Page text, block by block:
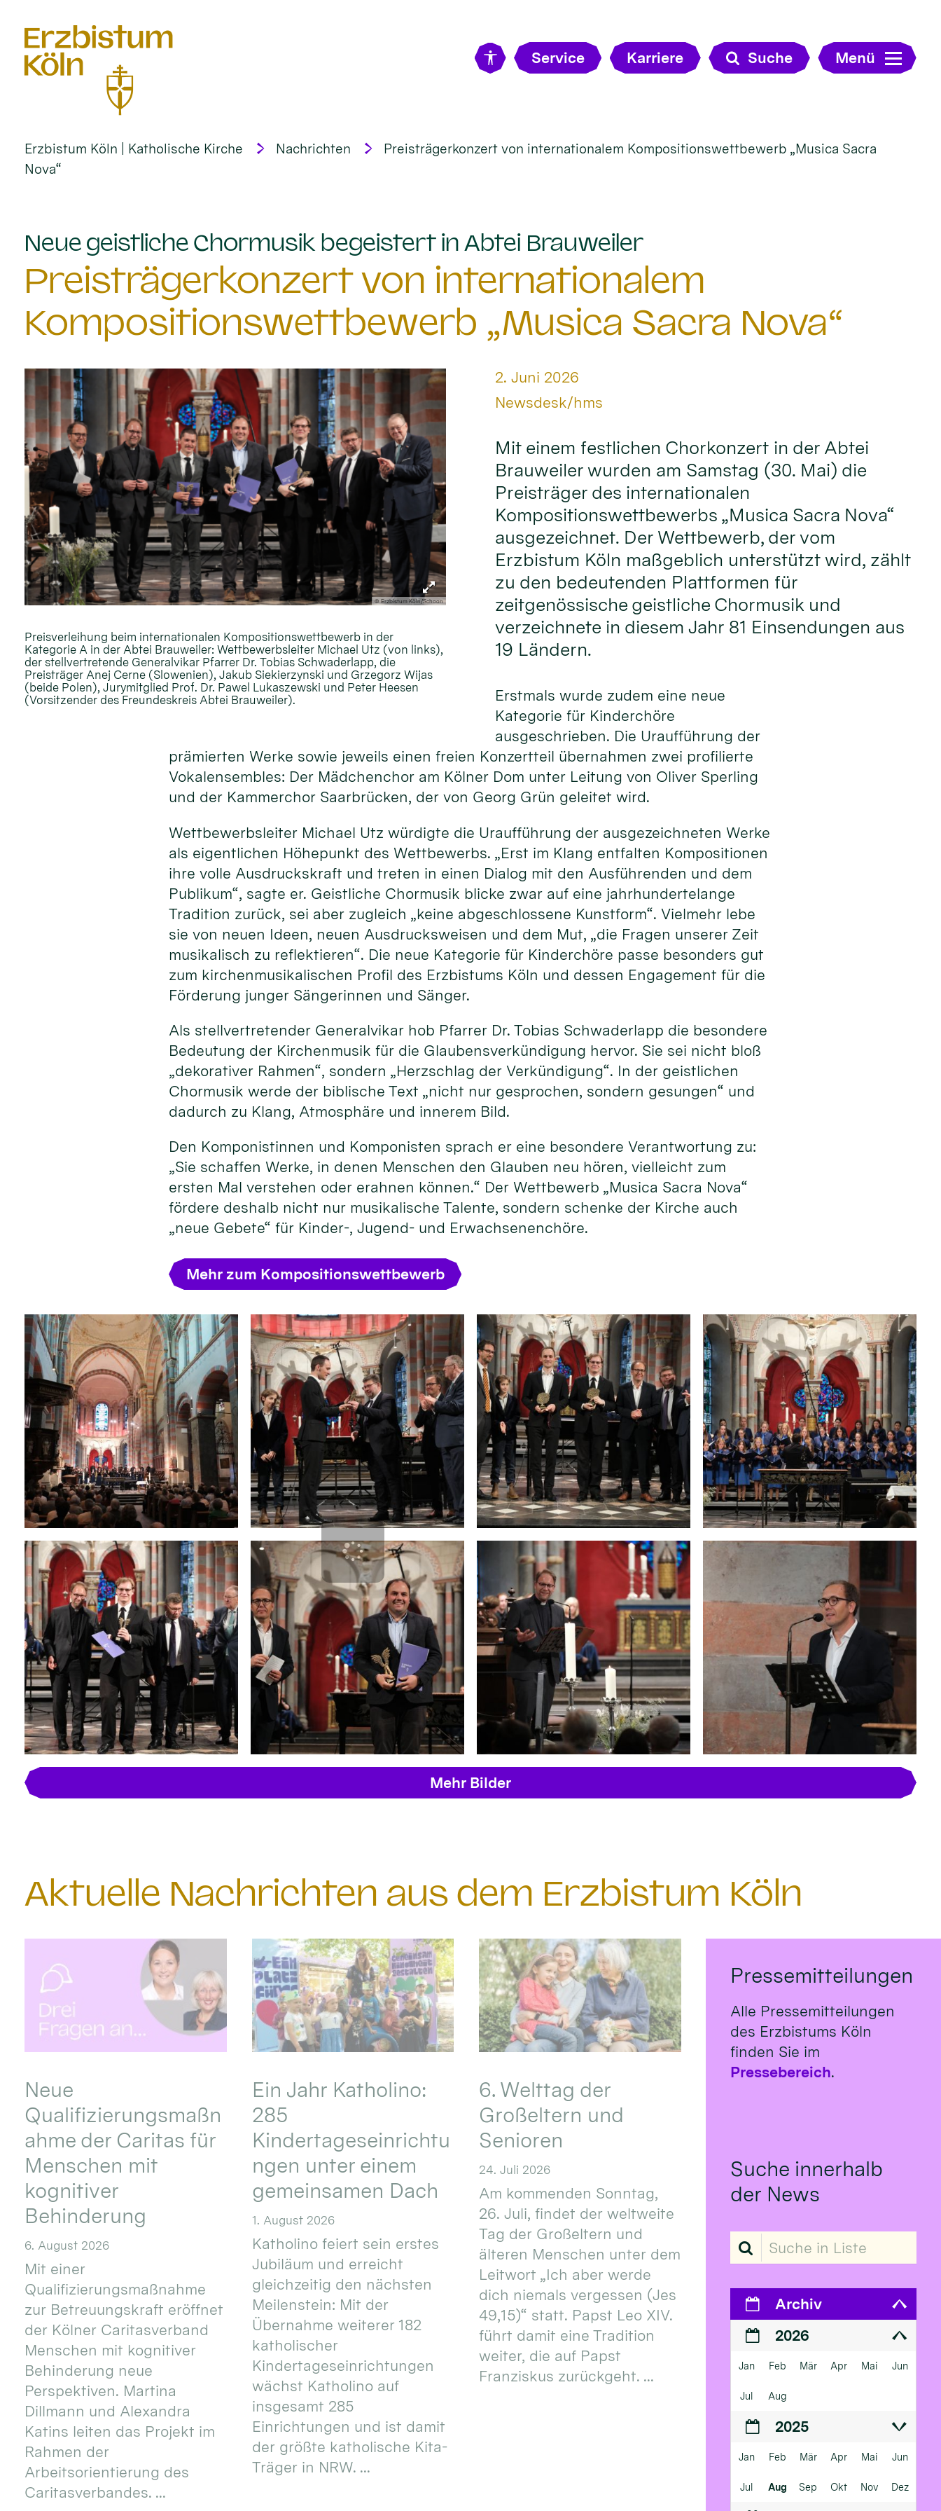
Service Karriere Suche Menü
Erzbistum Köln | Katholische Kirche Nachrichten
Preisträgerkonzert von internationalem Kompositionswettbewerb „Musica Sacra
Nova“
Neue geistliche Chormusik begeistert in Abtei Brauweiler:
Preisträgerkonzert von internationalem
Kompositionswettbewerb „Musica Sacra Nova“
© Erzbistum Köln/Schoon
Preisverleihung beim internationalen Kompositionswettbewerb in der
Kategorie A in der Abtei Brauweiler: Wettbewerbsleiter Michael Utz (von links),
der stellvertretende Generalvikar Pfarrer Dr. Tobias Schwaderlapp, die
Preisträger Anej Cerne (Slowenien), Jakub Siekierzynski und Grzegorz Wijas
(beide Polen), Jurymitglied Prof. Dr. Pawel Lukaszewski und Peter Heesen
(Vorsitzender des Freundeskreis Abtei Brauweiler).
Datum:
2. Juni 2026
Von:
Newsdesk/hms
Mit einem festlichen Chorkonzert in der Abtei
Brauweiler wurden am Samstag (30. Mai) die
Preisträger des internationalen
Kompositionswettbewerbs „Musica Sacra Nova“
ausgezeichnet. Der Wettbewerb, der vom
Erzbistum Köln maßgeblich unterstützt wird, zählt
zu den bedeutenden Plattformen für
zeitgenössische geistliche Chormusik und
verzeichnete in diesem Jahr 81 Einsendungen aus
19 Ländern.
Erstmals wurde zudem eine neue
Kategorie für Kinderchöre
ausgeschrieben. Die Uraufführung der
prämierten Werke sowie jeweils einen freien Konzertteil übernahmen zwei profilierte
Vokalensembles: Der Mädchenchor am Kölner Dom unter Leitung von Oliver Sperling
und der Kammerchor Saarbrücken, der von Georg Grün geleitet wird.
Wettbewerbsleiter Michael Utz würdigte die Uraufführung der ausgezeichneten Werke
als eigentlichen Höhepunkt des Wettbewerbs. „Erst im Klang entfalten Kompositionen
ihre volle Ausdruckskraft und treten in einen Dialog mit den Ausführenden und dem
Publikum“, sagte er. Geistliche Chormusik blicke zwar auf eine jahrhundertelange
Tradition zurück, sei aber zugleich „keine abgeschlossene Kunstform“. Vielmehr lebe
sie von neuen Ideen, neuen Ausdrucksweisen und dem Mut, „die Fragen unserer Zeit
musikalisch zu reflektieren“. Die neue Kategorie für Kinderchöre passe besonders gut
zum kirchenmusikalischen Profil des Erzbistums Köln und dessen Engagement für die
Förderung junger Sängerinnen und Sänger.
Als stellvertretender Generalvikar hob Pfarrer Dr. Tobias Schwaderlapp die besondere
Bedeutung der Kirchenmusik für die Glaubensverkündigung hervor. Sie sei nicht bloß
„dekorativer Rahmen“, sondern „Herzschlag der Verkündigung“. In der geistlichen
Chormusik werde der biblische Text „nicht nur gesprochen, sondern gesungen“ und
dadurch zu Klang, Atmosphäre und innerem Bild.
Den Komponistinnen und Komponisten sprach er eine besondere Verantwortung zu:
„Sie schaffen Werke, in denen Menschen den Glauben neu hören, vielleicht zum
ersten Mal verstehen oder erahnen können.“ Der Wettbewerb „Musica Sacra Nova“
fördere deshalb nicht nur musikalische Talente, sondern schenke der Kirche auch
„neue Gebete“ für Kinder-, Jugend- und Erwachsenenchöre.
Mehr zum Kompositionswettbewerb
Mehr Bilder
Aktuelle Nachrichten aus dem Erzbistum Köln
Neue
Qualifizierungsmaßn
ahme der Caritas für
Menschen mit
kognitiver
Behinderung
6. August 2026
Mit einer
Qualifizierungsmaßnahme
zur Betreuungskraft eröffnet
der Kölner Caritasverband
Menschen mit kognitiver
Behinderung neue
Perspektiven. Martina
Dillmann und Alexandra
Katins leiten das Projekt im
Rahmen der
Arbeitsorientierung des
Caritasverbandes. ...
Ein Jahr Katholino:
285
Kindertageseinrichtu
ngen unter einem
gemeinsamen Dach
1. August 2026
Katholino feiert sein erstes
Jubiläum und erreicht
gleichzeitig den nächsten
Meilenstein: Mit der
Übernahme weiterer 182
katholischer
Kindertageseinrichtungen
wächst Katholino auf
insgesamt 285
Einrichtungen und ist damit
der größte katholische Kita-
Träger in NRW. ...
6. Welttag der
Großeltern und
Senioren
24. Juli 2026
Am kommenden Sonntag,
26. Juli, findet der weltweite
Tag der Großeltern und
älteren Menschen unter dem
Leitwort „Ich aber werde
dich niemals vergessen (Jes
49,15)“ statt. Papst Leo XIV.
führt damit eine Tradition
weiter, die auf Papst
Franziskus zurückgeht. ...
Pressemitteilungen
Alle Pressemitteilungen
des Erzbistums Köln
finden Sie im
Pressebereich.
Suche innerhalb
der News
Suche in Liste
Archiv
2026
Jan Feb Mär Apr Mai Jun
Jul Aug
2025
Jan Feb Mär Apr Mai Jun
Jul Aug Sep Okt Nov Dez